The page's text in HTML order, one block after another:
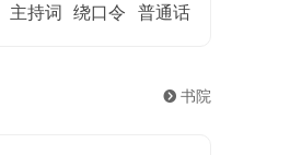
主持词 绕口令 普通话
뀹 书院